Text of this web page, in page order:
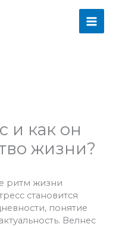
и как он
жизни?
ритм жизни
становится
понятие
Велнес